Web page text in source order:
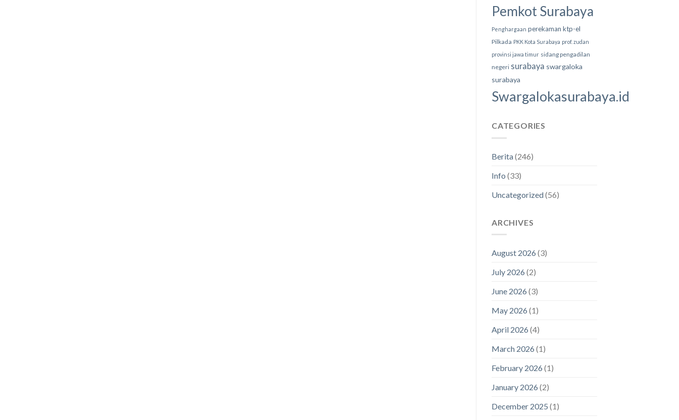
Pemkot Surabaya
Penghargaan perekaman ktp-el
Pilkada PKK Kota Surabaya prof. zudan
provinsi jawa timur sidang pengadilan
negeri surabaya swargaloka
surabaya
Swargalokasurabaya.id
CATEGORIES
Berita(246)
Info (33)
Uncategorized(56)
ARCHIVES
August 2026 (3)
July 2026 (2)
June 2026 (3)
May 2026 (1)
April 2026 (4)
March 2026 (1)
February 2026 (1)
January 2026 (2)
December 2025 (1)